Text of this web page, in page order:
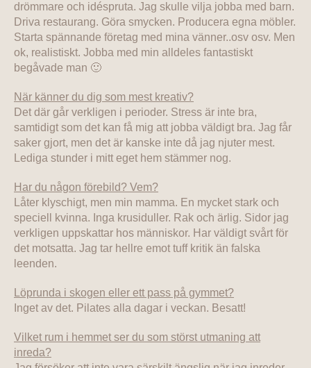
drömmare och idéspruta. Jag skulle vilja jobba med barn.
Driva restaurang. Göra smycken. Producera egna möbler.
Starta spännande företag med mina vänner..osv osv. Men
ok, realistiskt. Jobba med min alldeles fantastiskt
begåvade man 🙂
När känner du dig som mest kreativ?
Det där går verkligen i perioder. Stress är inte bra,
samtidigt som det kan få mig att jobba väldigt bra. Jag får
saker gjort, men det är kanske inte då jag njuter mest.
Lediga stunder i mitt eget hem stämmer nog.
Har du någon förebild? Vem?
Låter klyschigt, men min mamma. En mycket stark och
speciell kvinna. Inga krusiduller. Rak och ärlig. Sidor jag
verkligen uppskattar hos människor. Har väldigt svårt för
det motsatta. Jag tar hellre emot tuff kritik än falska
leenden.
Löprunda i skogen eller ett pass på gymmet?
Inget av det. Pilates alla dagar i veckan. Besatt!
Vilket rum i hemmet ser du som störst utmaning att
inreda?